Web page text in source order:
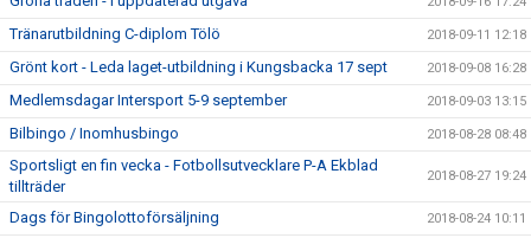
Tränarutbildning C-diplom Tölö 2018-09-11 12:18
Grönt kort - Leda laget-utbildning i Kungsbacka 17 sept 2018-09-08 16:28
Medlemsdagar Intersport 5-9 september 2018-09-03 13:15
Bilbingo / Inomhusbingo 2018-08-28 08:48
Sportsligt en fin vecka - Fotbollsutvecklare P-A Ekblad
tillträder
2018-08-27 19:24
Dags för Bingolottoförsäljning 2018-08-24 10:11